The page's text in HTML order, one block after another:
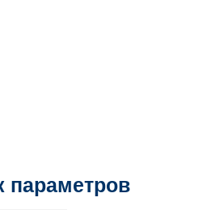
параметров